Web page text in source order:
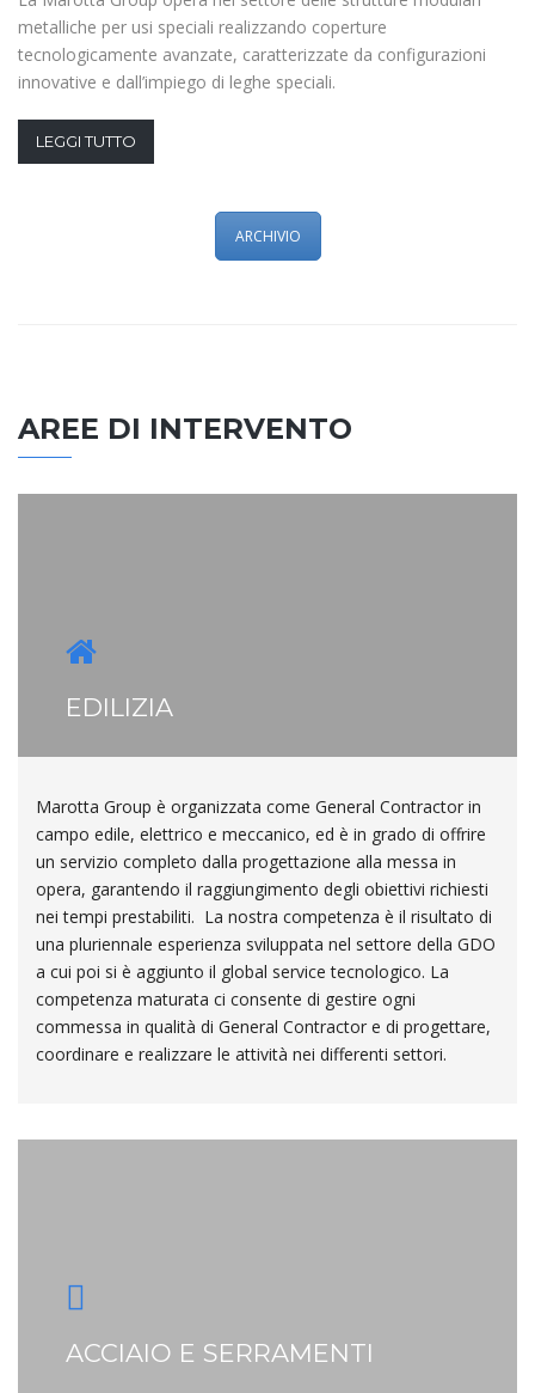
metalliche per usi speciali realizzando coperture
tecnologicamente avanzate, caratterizzate da configurazioni
innovative e dall’impiego di leghe speciali.
LEGGI TUTTO
ARCHIVIO
AREE DI INTERVENTO
EDILIZIA
Marotta Group è organizzata come General Contractor in
campo edile, elettrico e meccanico, ed è in grado di offrire
un servizio completo dalla progettazione alla messa in
opera, garantendo il raggiungimento degli obiettivi richiesti
nei tempi prestabiliti. La nostra competenza è il risultato di
una pluriennale esperienza sviluppata nel settore della GDO
a cui poi si è aggiunto il global service tecnologico. La
competenza maturata ci consente di gestire ogni
commessa in qualità di General Contractor e di progettare,
coordinare e realizzare le attività nei differenti settori.
ACCIAIO E SERRAMENTI